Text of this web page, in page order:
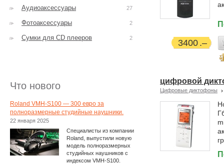
3400
цифровой
Цифровые диктофоны
Аудиоаксессуары 27
Фотоаксессуары 2
Сумки для CD плееров 2
Что нового
Roland VMH-S100 — 300 евро за
полноразмерные студийные наушники.
22 января 2025
Специалисты из компании
Roland, выпустили новую
модель полноразмерных
студийных наушников с
индексом VMH-S100.